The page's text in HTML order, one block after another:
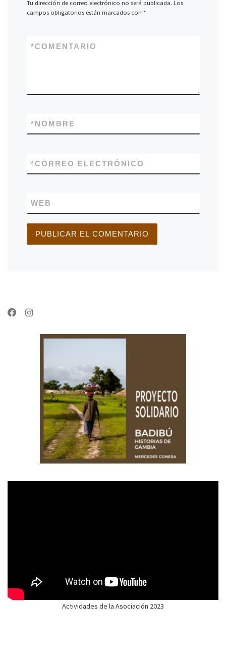
Tu dirección de correo electrónico no será publicada. Los
campos obligatorios están marcados con *
COMENTARIO
*
NOMBRE
*
CORREO ELECTRÓNICO
*
WEB
Actividades de la Asociación 2023